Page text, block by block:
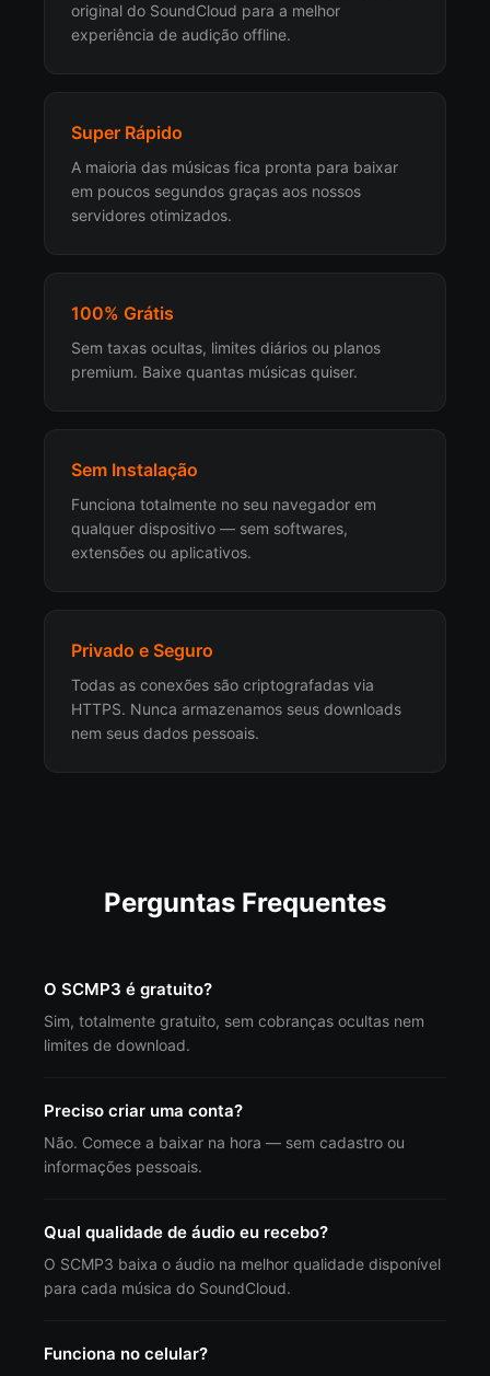
original do SoundCloud para a melhor
experiência de audição offline.
Super Rápido
A maioria das músicas fica pronta para baixar
em poucos segundos graças aos nossos
servidores otimizados.
100% Grátis
Sem taxas ocultas, limites diários ou planos
premium. Baixe quantas músicas quiser.
Sem Instalação
Funciona totalmente no seu navegador em
qualquer dispositivo — sem softwares,
extensões ou aplicativos.
Privado e Seguro
Todas as conexões são criptografadas via
HTTPS. Nunca armazenamos seus downloads
nem seus dados pessoais.
Perguntas Frequentes
O SCMP3 é gratuito?
Sim, totalmente gratuito, sem cobranças ocultas nem
limites de download.
Preciso criar uma conta?
Não. Comece a baixar na hora — sem cadastro ou
informações pessoais.
Qual qualidade de áudio eu recebo?
O SCMP3 baixa o áudio na melhor qualidade disponível
para cada música do SoundCloud.
Funciona no celular?